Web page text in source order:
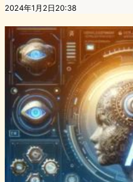
2024年1月2日20:38